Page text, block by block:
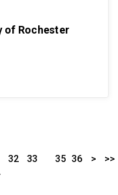
of Rochester
32
33
35 36 > >>